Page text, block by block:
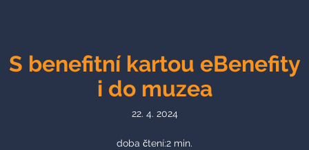
S benefitní kartou eBenefity
i do muzea
22. 4. 2024
doba čtení:2 min.